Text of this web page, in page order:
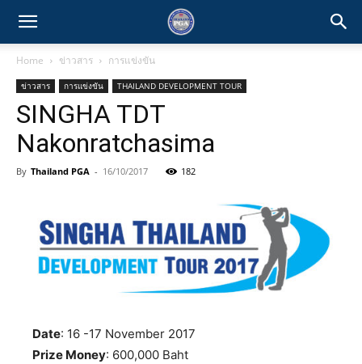
Home ข่าวสาร การแข่งขัน
ข่าวสาร การแข่งขัน THAILAND DEVELOPMENT TOUR
SINGHA TDT
Nakonratchasima
By Thailand PGA - 16/10/2017 182
Date: 16 -17 November 2017
Prize Money: 600,000 Baht